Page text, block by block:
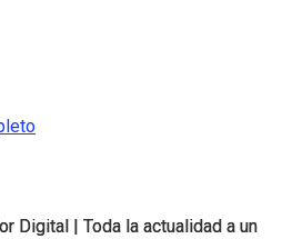
Digital | Toda la actualidad a un
Digital | Toda la actualidad a un